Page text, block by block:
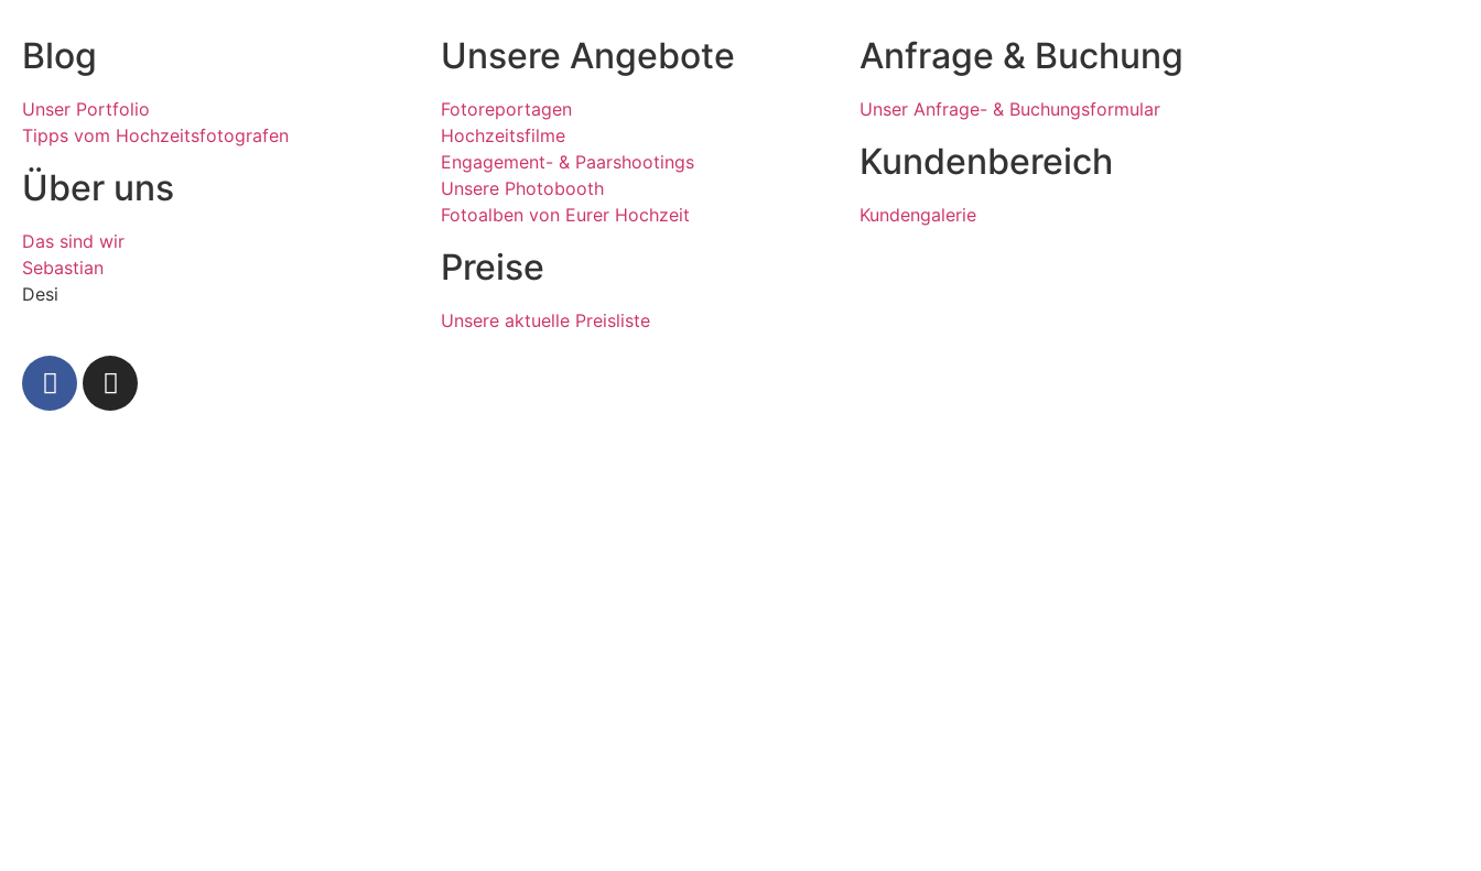
Blog
Unser Portfolio
Tipps vom Hochzeitsfotografen
Über uns
Das sind wir
Sebastian
Desi
Unsere Angebote
Fotoreportagen
Hochzeitsfilme
Engagement- & Paarshootings
Unsere Photobooth
Fotoalben von Eurer Hochzeit
Preise
Unsere aktuelle Preisliste
Anfrage & Buchung
Unser Anfrage- & Buchungsformular
Kundenbereich
Kundengalerie